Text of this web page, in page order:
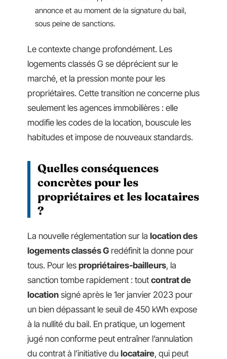
annonce et au moment de la signature du bail,
sous peine de sanctions.
Le contexte change profondément. Les
logements classés G se déprécient sur le
marché, et la pression monte pour les
propriétaires. Cette transition ne concerne plus
seulement les agences immobilières : elle
modifie les codes de la location, bouscule les
habitudes et impose de nouveaux standards.
Quelles conséquences
concrètes pour les
propriétaires et les locataires
?
La nouvelle réglementation sur la location des
logements classés G redéfinit la donne pour
tous. Pour les propriétaires-bailleurs, la
sanction tombe rapidement : tout contrat de
location signé après le 1er janvier 2023 pour
un bien dépassant le seuil de 450 kWh expose
à la nullité du bail. En pratique, un logement
jugé non conforme peut entraîner l’annulation
du contrat à l’initiative du locataire, qui peut